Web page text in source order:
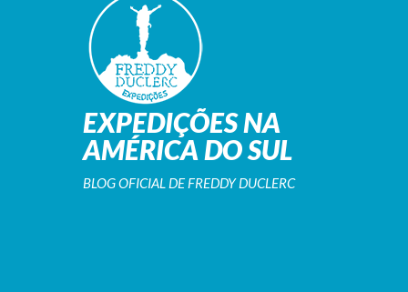
EXPEDIÇÕES NA
AMÉRICA DO SUL
BLOG OFICIAL DE FREDDY DUCLERC